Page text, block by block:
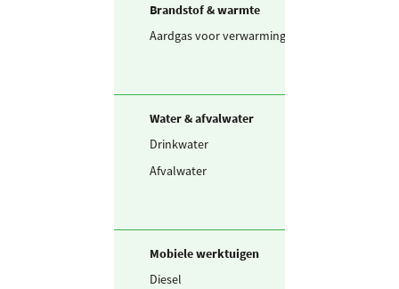
Brandstof & warmte
Aardgas voor verwarming
Water & afvalwater
Drinkwater
Afvalwater
Mobiele werktuigen
Diesel